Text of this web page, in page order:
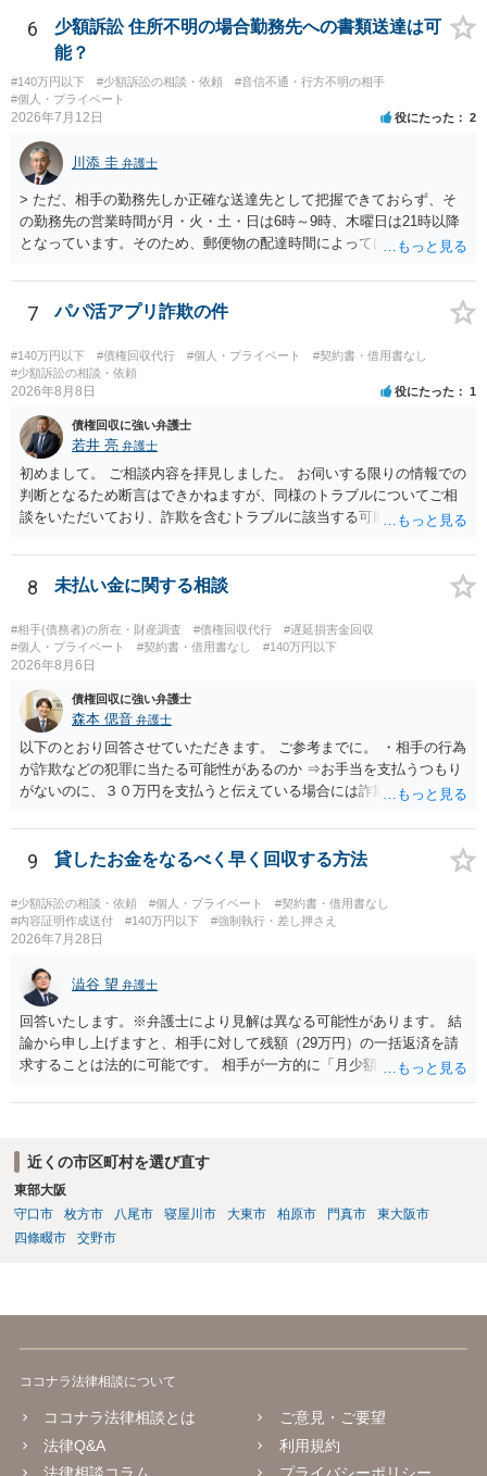
6
少額訴訟 住所不明の場合勤務先への書類送達は可
能？
#140万円以下 #少額訴訟の相談・依頼
#音信不通・行方不明の相手
#個人・プライベート
2026年7月12日 役にたった 2
川添 圭 弁護士
> ただ、相手の勤務先しか正確な送達先として把握できておらず、そ
の勤務先の営業時間が月・火・土・日は6時～9時、木曜日は21時以降
となっています。そのため、郵便物の配達時間によっては受け取りが
夜間の送達を上申するのが基本になりますが、感覚的には郵便局を動
かすには早すぎるので執行官送達を申し立てる必要があるかもしれま
せん。裁判所としては（あまりに特殊すぎて）就業場所送達を認めな
い可能性もありますし、執行官送達には費用もかかりますので、まず
は裁判所へ相談した方がよいと思います。
7 パパ活アプリ詐欺の件
#140万円以下 #債権回収代行 #個人・プライベート
#契約書・借用書なし
#少額訴訟の相談・依頼
2026年8月8日 役にたった 1
債権回収に強い弁護士
若井 亮 弁護士
初めまして。 ご相談内容を拝見しました。 お伺いする限りの情報での
判断となるため断言はできかねますが、同様のトラブルについてご相
談をいただいており、詐欺を含むトラブルに該当する可能性があるで
ります。 お金を渡した方法が現金手渡しではなく、指定口座への振込
であるならば、相手方の身元を特定できる可能性もあるでしょう。 い
ずれにせよ、まずは速やかに最寄りの警察署に被害相談に行くことを
お勧めします。
8 未払い金に関する相談
#相手(債務者)の所在・財産調査 #債権回収代行
#遅延損害金回収
#個人・プライベート
#契約書・借用書なし #140万円以下
2026年8月6日
債権回収に強い弁護士
森本 偲音 弁護士
以下のとおり回答させていただきます。 ご参考までに。 ・相手の行為
が詐欺などの犯罪に当たる可能性があるのか ⇒お手当を支払うつもり
がないのに、３０万円を支払うと伝えている場合には詐欺罪に該当す
段が取れるのか ⇒契約に基づく履行請求として３０万円を請求するこ
とが考えられますが、 パパ活の契約は、売春防止法に抵触する契約
条）となるため、相手方に請求できない可能性が高いです。 ・相手の
氏名や住所が分からない状態でも対応可能なのか ⇒訴訟等の裁判上の
手続を利用する場合には、原則として相手方の住所・氏名を把握して
9 貸したお金をなるべく早く回収する方法
#少額訴訟の相談・依頼 #個人・プライベート
#契約書・借用書なし
#内容証明作成送付
#140万円以下 #強制執行・差し押さえ
2026年7月28日
澁谷 望 弁護士
回答いたします。※弁護士により見解は異なる可能性があります。 結
論から申し上げますと、相手に対して残額（29万円）の一括返済を請
求することは法的に可能です。 相手が一方的に「月少額ずつ返す」と
は成立していません。当初の返済期日も過ぎているため、一括返済を
です。 分割拒否と一括請求の通知：PayPayのメッセージ等で「分割
払いには同意していないため、残額の一括払いを求める」旨を明確に
伝えます。 相手の本名・住所の確認：応じない場合に法的手段（少額
訴訟など）をとるには、相手の身元が必要です。分からない場合は、
まず本名や住所の特定を進めてください。 相手が購入した高額商品
近くの市区町村を選び直す
東部大阪
守口市
枚方市 八尾市 寝屋川市 大東市 柏原市 門真市
東大阪市
四條畷市
交野市
ココナラ法律相談について
ココナラ法律相談とは
法律Q&A
ご意見・ご要望
利用規約